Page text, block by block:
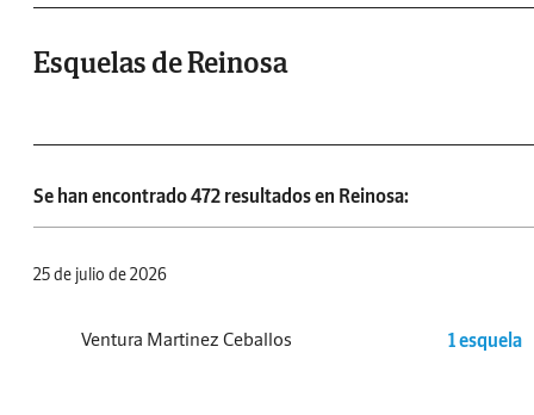
Esquelas de Reinosa
Se han encontrado 472 resultados en Reinosa:
25 de julio de 2026
Ventura Martinez Ceballos 1 esquela